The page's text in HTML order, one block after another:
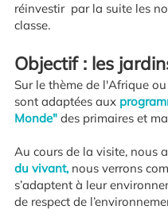
réinvestir par la suite les
classe.
Objectif : les
Sur le thème de l'Afrique
sont adaptées aux
Monde"des primaires et
Au cours de la visite, nous
du vivant,nous verrons
s’adaptent à leur
de respect de